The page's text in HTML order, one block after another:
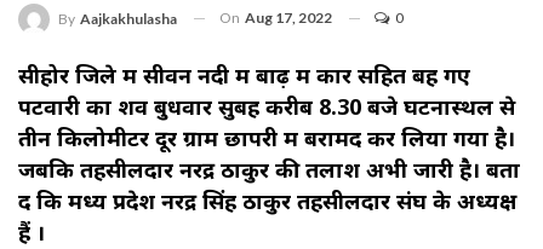
By Aajkakhulasha On Aug 17, 2022 0
सीहोर जिले में सीवन नदी में बाढ़ में कार सहित बह गए
पटवारी का शव बुधवार सुबह करीब 8.30 बजे घटनास्थल से
तीन किलोमीटर दूर ग्राम छापरी में बरामद कर लिया गया है।
जबकि तहसीलदार नरेंद्र ठाकुर की तलाश अभी जारी है। बता
दें कि मध्य प्रदेश नरेंद्र सिंह ठाकुर तहसीलदार संघ के अध्यक्ष
हैं ।